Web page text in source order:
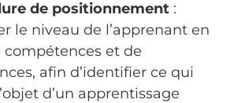
de positionnement :
le niveau de l’apprenant en
compétences et de
afin d’identifier ce qui
d’un apprentissage